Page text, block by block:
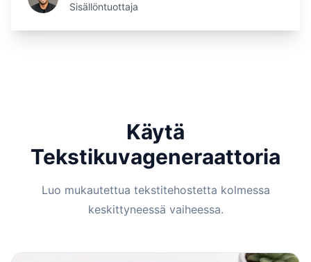
Sisällöntuottaja
Käytä
Tekstikuvageneraattoria
Luo mukautettua tekstitehostetta kolmessa
keskittyneessä vaiheessa.